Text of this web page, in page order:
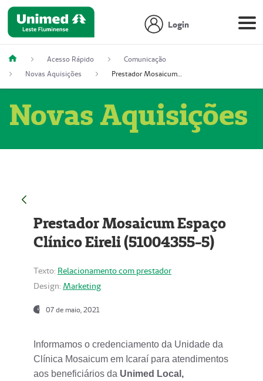
Login
Acesso Rápido
Comunicação
Novas Aquisições
Prestador Mosaicum Espaço Clínico Eireli (51004355-5)
Novas Aquisições
Prestador Mosaicum Espaço
Clínico Eireli (51004355-5)
Texto: Relacionamento com prestador
Design: Marketing
07 de maio, 2021
Informamos o credenciamento da Unidade da
Clínica Mosaicum em Icaraí para atendimentos
aos beneficiários da Unimed Local,